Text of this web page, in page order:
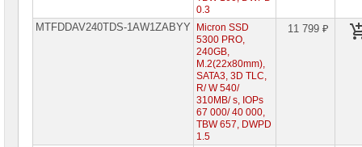
0.3
MTFDDAV240TDS-1AW1ZABYY
Micron SSD
5300 PRO,
240GB,
M.2(22x80mm),
SATA3, 3D TLC,
R/ W 540/
310MB/ s, IOPs
67 000/ 40 000,
TBW 657, DWPD
1.5
11 799 ₽